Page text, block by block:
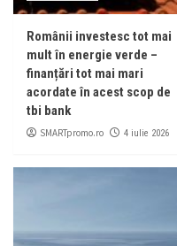
Românii investesc tot mai
mult în energie verde –
finanțări tot mai mari
acordate în acest scop de
tbi bank
SMARTpromo.ro 4 iulie 2026